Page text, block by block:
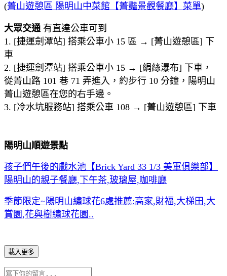
(菁山遊憩區 陽明山中菜館【菁豔景觀餐廳】菜單)
大眾交通 有直達公車可到
1. [捷運劍潭站] 搭乘公車小 15 區 → [菁山遊憩區] 下
車
2. [捷運劍潭站] 搭乘公車小 15 → [絹絲瀑布] 下車，
從菁山路 101 巷 71 弄進入，約步行 10 分鐘，陽明山
菁山遊憩區在您的右手邊。
3. [冷水坑服務站] 搭乘公車 108 → [菁山遊憩區] 下車
陽明山順遊景點
孩子們午後的戲水池【Brick Yard 33 1/3 美軍俱樂部】
陽明山的親子餐廳,下午茶,玻璃屋,咖啡廳
季節限定~陽明山繡球花6處推薦:高家,財福,大梯田,大
賞園,花與樹繡球花園..
載入更多